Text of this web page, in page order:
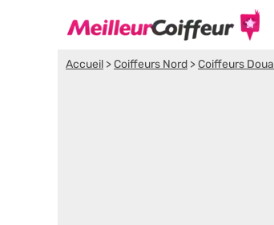
Accueil >Coiffeurs Nord >Coiffeurs